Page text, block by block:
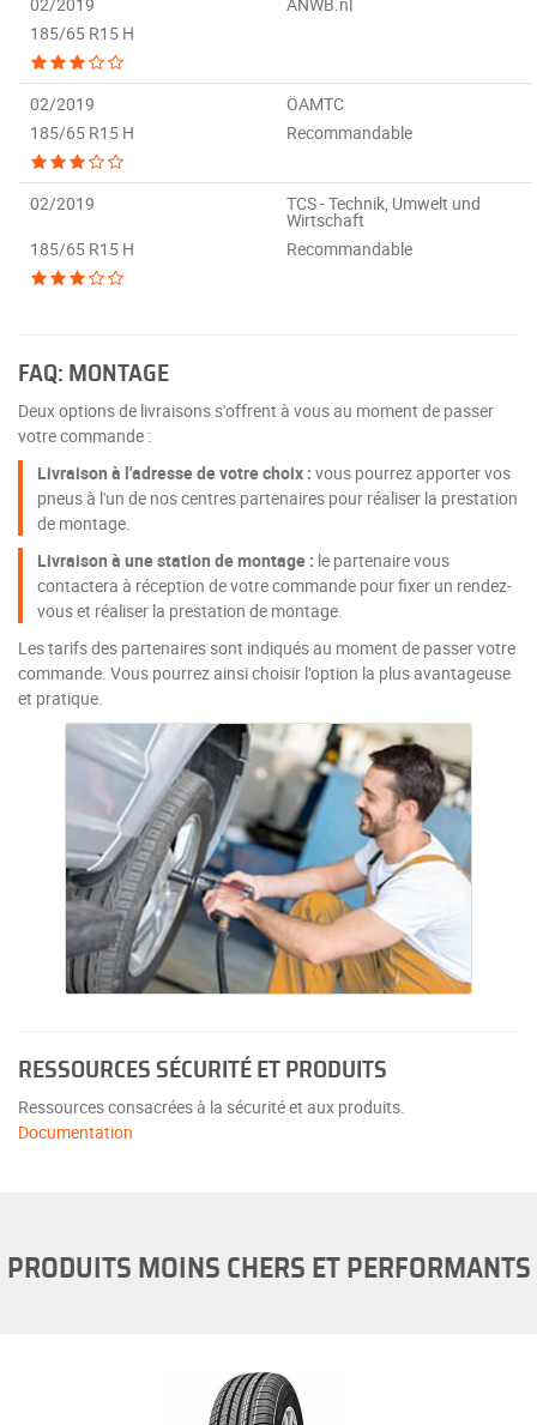
185/65 R15 H
02/2019
ÖAMTC
185/65 R15 H
Recommandable
02/2019 TCS - Technik, Umwelt und
Wirtschaft
185/65 R15 H
Recommandable
FAQ: MONTAGE
Deux options de livraisons s'offrent à vous au moment de passer
votre commande :
Livraison à l'adresse de votre choix : vous pourrez apporter vos
pneus à l'un de nos centres partenaires pour réaliser la prestation
de montage.
Livraison à une station de montage : le partenaire vous
contactera à réception de votre commande pour fixer un rendez-
vous et réaliser la prestation de montage.
Les tarifs des partenaires sont indiqués au moment de passer votre
commande. Vous pourrez ainsi choisir l’option la plus avantageuse
et pratique.
RESSOURCES SÉCURITÉ ET PRODUITS
Ressources consacrées à la sécurité et aux produits.
Documentation
PRODUITS MOINS CHERS ET PERFORMANTS